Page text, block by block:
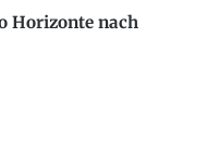
Horizonte nach